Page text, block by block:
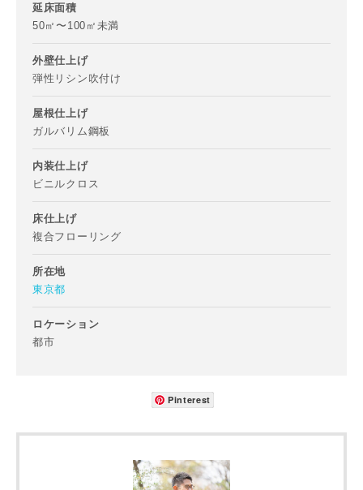
延床面積
50㎡〜100㎡未満
外壁仕上げ
弾性リシン吹付け
屋根仕上げ
ガルバリム鋼板
内装仕上げ
ビニルクロス
床仕上げ
複合フローリング
所在地
東京都
ロケーション
都市
Pinterest
メールアドレス
ご住所
郵便番号
都道府県